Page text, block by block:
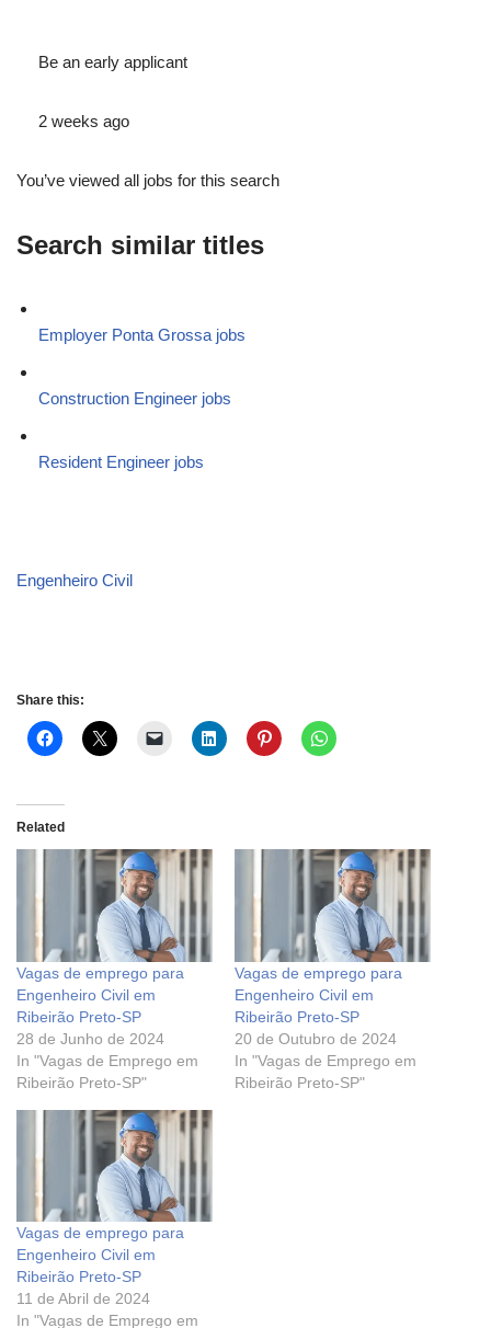
Be an early applicant
2 weeks ago
You’ve viewed all jobs for this search
Search similar titles
Employer Ponta Grossa jobs
Construction Engineer jobs
Resident Engineer jobs
Engenheiro Civil
Share this:
Related
Vagas de emprego para
Engenheiro Civil em
Ribeirão Preto-SP
28 de Junho de 2024
In "Vagas de Emprego em
Ribeirão Preto-SP"
Vagas de emprego para
Engenheiro Civil em
Ribeirão Preto-SP
20 de Outubro de 2024
In "Vagas de Emprego em
Ribeirão Preto-SP"
Vagas de emprego para
Engenheiro Civil em
Ribeirão Preto-SP
11 de Abril de 2024
In "Vagas de Emprego em